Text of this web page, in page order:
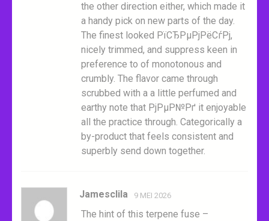
the other direction either, which made it
a handy pick on new parts of the day.
The finest looked РїСЂРµРјРёСѓРј,
nicely trimmed, and suppress keen in
preference to of monotonous and
crumbly. The flavor came through
scrubbed with a a little perfumed and
earthy note that РјРµР№Рґ it enjoyable
all the practice through. Categorically a
by-product that feels consistent and
superbly send down together.
Jamesclila 9 MEI 2026
The hint of this terpene fuse –